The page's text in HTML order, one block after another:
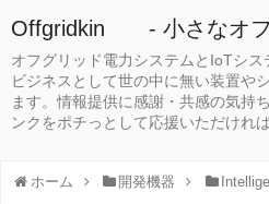
Offgridkin - 小さなオフ
オフグリッド電力システムとIoTシス
ビジネスとして世の中に無い装置や
ます。情報提供に感謝・共感の気持
ンクをポチっとして応援いただけれ
ホーム 開発機器